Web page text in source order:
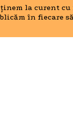
ținem la curent
în fiecare